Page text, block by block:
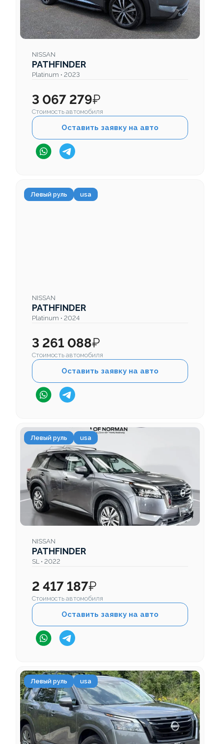
NISSAN
PATHFINDER
Platinum • 2023
3 067 279₽
Стоимость автомобиля
Оставить заявку на авто
Левый руль usa
NISSAN
PATHFINDER
Platinum • 2024
3 261 088₽
Стоимость автомобиля
Оставить заявку на авто
Левый руль usa
NISSAN
PATHFINDER
SL • 2022
2 417 187₽
Стоимость автомобиля
Оставить заявку на авто
Левый руль usa